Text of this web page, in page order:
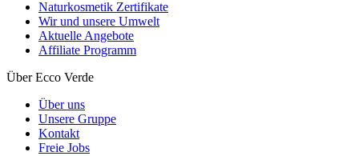
Naturkosmetik Zertifikate
Wir und unsere Umwelt
Aktuelle Angebote
Affiliate Programm
Über Ecco Verde
Über uns
Unsere Gruppe
Kontakt
Freie Jobs